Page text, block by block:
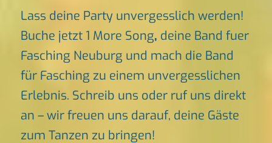
Lass deine Party unvergesslich werden!
Buche jetzt 1 More Song, deine Band fuer
Fasching Neuburg und mach die Band
für Fasching zu einem unvergesslichen
Erlebnis. Schreib uns oder ruf uns direkt
an – wir freuen uns darauf, deine Gäste
zum Tanzen zu bringen!